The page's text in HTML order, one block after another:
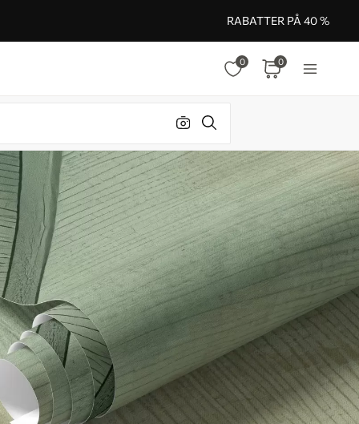
RABATTER PÅ 40 %
0 0